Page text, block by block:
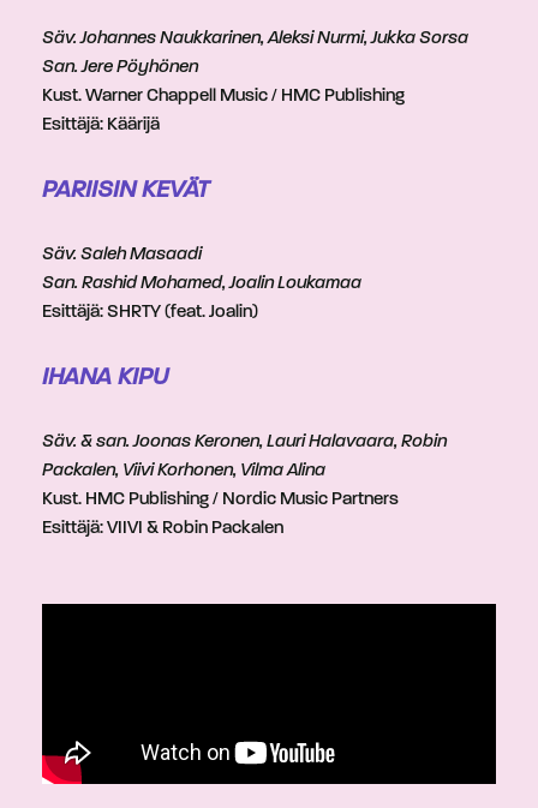
Säv. Johannes Naukkarinen, Aleksi Nurmi, Jukka Sorsa
San. Jere Pöyhönen
Kust. Warner Chappell Music / HMC Publishing
Esittäjä: Käärijä
PARIISIN KEVÄT
Säv. Saleh Masaadi
San. Rashid Mohamed, Joalin Loukamaa
Esittäjä: SHRTY (feat. Joalin)
IHANA KIPU
Säv. & san. Joonas Keronen, Lauri Halavaara, Robin
Packalen, Viivi Korhonen, Vilma Alina
Kust. HMC Publishing / Nordic Music Partners
Esittäjä: VIIVI & Robin Packalen